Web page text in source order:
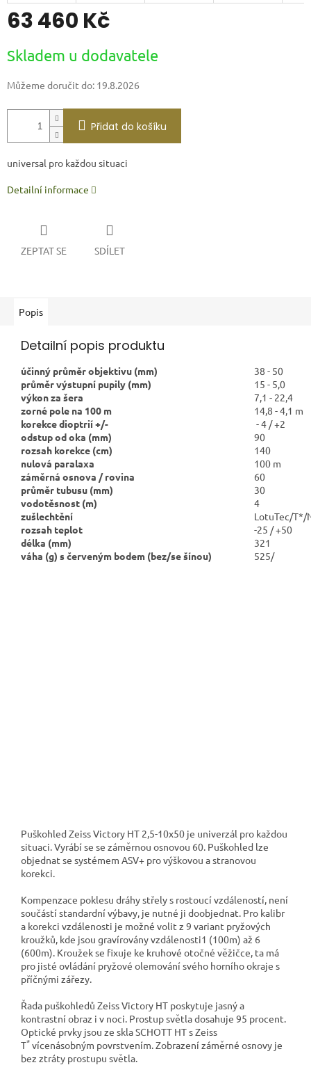
63 460 Kč
cena:
Skladem u dodavatele
Můžeme doručit do: 19.8.2026
Přidat do košíku
universal pro každou situaci
Detailní informace
ZEPTAT SE SDÍLET
Popis
Detailní popis produktu
účinný průměr objektivu (mm)
38 - 50
průměr výstupní pupily (mm)
15 - 5,0
výkon za šera
7,1 - 22,4
zorné pole na 100 m
14,8 - 4,1 m
korekce dioptrií +/-
- 4 / +2
odstup od oka (mm)
90
rozsah korekce (cm)
140
nulová paralaxa
100 m
záměrná osnova / rovina
60
průměr tubusu (mm)
30
vodotěsnost (m)
4
zušlechtění
LotuTec/T*/
rozsah teplot
-25 / +50
délka (mm)
321
váha (g) s červeným bodem (bez/se šínou) 525/
Puškohled Zeiss Victory HT 2,5-10x50 je univerzál pro každou
situaci. Vyrábí se se záměrnou osnovou 60. Puškohled lze
objednat se systémem ASV+ pro výškovou a stranovou
korekci.
Kompenzace poklesu dráhy střely s rostoucí vzdáleností, není
součástí standardní výbavy, je nutné ji doobjednat. Pro kalibr
a korekci vzdálenosti je možné volit z 9 variant pryžových
kroužků, kde jsou gravírovány vzdálenosti1 (100m) až 6
(600m). Kroužek se fixuje ke kruhové otočné věžičce, ta má
pro jisté ovládání pryžové olemování svého horního okraje s
příčnými zářezy.
Řada puškohledů Zeiss Victory HT poskytuje jasný a
kontrastní obraz i v noci. Prostup světla dosahuje 95 procent.
Optické prvky jsou ze skla SCHOTT HT s Zeiss
T*vícenásobným povrstvením. Zobrazení záměrné osnovy je
bez ztráty prostupu světla.